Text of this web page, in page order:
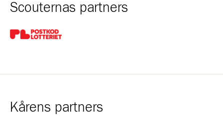
Scouternas partners
Gå till pl_50
Kårens partners